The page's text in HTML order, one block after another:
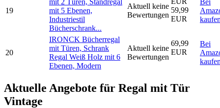
19
mit 2 Türen, Standregal
mit 5 Ebenen,
Industriestil
Bücherschrank...
Aktuell keine
Bewertungen
59,99
EUR
Bei
20
IRONCK Bücherregal
mit Türen, Schrank
Regal Weiß Holz mit 6
Ebenen, Modern
Aktuell keine
Bewertungen
69,99
EUR
Bei
Aktuelle Angebote für Regal mit Tür
Vintage